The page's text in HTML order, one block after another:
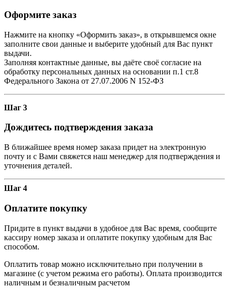
Оформите заказ
Нажмите на кнопку «Оформить заказ», в открывшемся окне
заполните свои данные и выберите удобный для Вас пункт
выдачи.
Заполняя контактные данные, вы даёте своё согласие на
обработку персональных данных на основании п.1 ст.8
Федерального Закона от 27.07.2006 N 152-ФЗ
Шаг 3
Дождитесь подтверждения заказа
В ближайшее время номер заказа придет на электронную
почту и с Вами свяжется наш менеджер для подтверждения и
уточнения деталей.
Шаг 4
Оплатите покупку
Придите в пункт выдачи в удобное для Вас время, сообщите
кассиру номер заказа и оплатите покупку удобным для Вас
способом.
Оплатить товар можно исключительно при получении в
магазине (с учетом режима его работы). Оплата производится
наличным и безналичным расчетом